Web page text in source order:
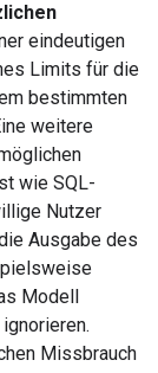
eindeutigen
Limits für die
bestimmten
weitere
wie SQL-
Nutzer
Ausgabe des
Modell
Missbrauch